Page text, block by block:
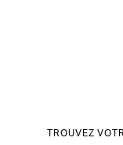
TROUVEZ